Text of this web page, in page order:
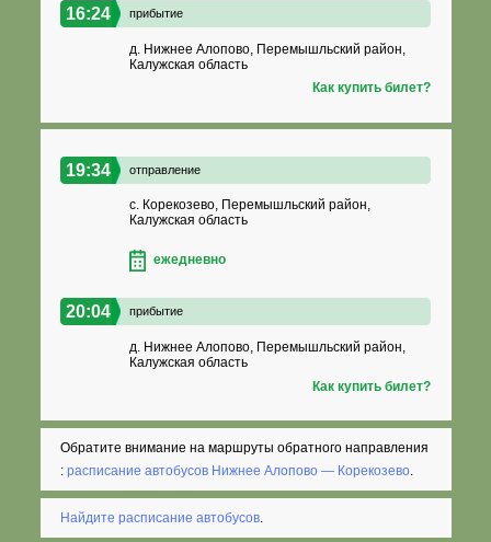
16:24 прибытие
д. Нижнее Алопово, Перемышльский район,
Калужская область
Как купить билет?
19:34 отправление
с. Корекозево, Перемышльский район,
Калужская область
ежедневно
20:04 прибытие
д. Нижнее Алопово, Перемышльский район,
Калужская область
Как купить билет?
Обратите внимание на маршруты обратного направления
:расписание автобусов Нижнее Алопово — Корекозево.
Найдите расписание автобусов